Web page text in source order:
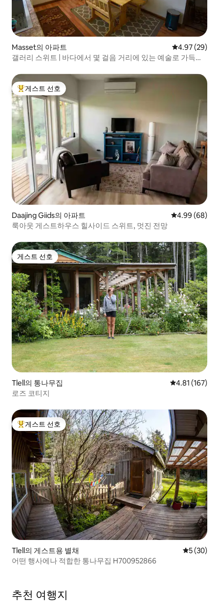
Masset의 아파트 평점 4.97점(5
4.97 (29)
갤러리 스위트 | 바다에서 몇 걸음 거리에 있는 예술로 가득한
상위 게스트 선호
게스트 선호
Daajing Giids의 아파트 평점 4.99점(5
4.99 (68)
룩아웃 게스트하우스 힐사이드 스위트, 멋진 전망
게스트 선호
게스트 선호
Tlell의 통나무집 평점 4.81점(5
4.81 (167)
로즈 코티지
상위 게스트 선호
게스트 선호
Tlell의 게스트용 별채 평점 5점(5
5 (30)
어떤 행사에나 적합한 통나무집 H700952866
추천 여행지